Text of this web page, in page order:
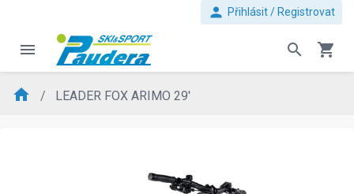
person Přihlásit / Registrovat
menu search shopping_cart
home LEADER FOX ARIMO 29'